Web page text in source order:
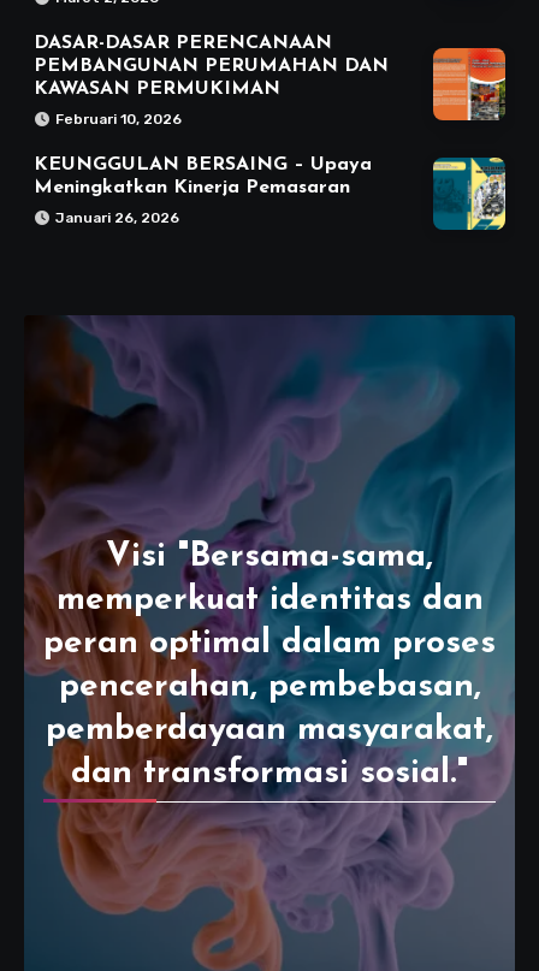
DASAR-DASAR PERENCANAAN
PEMBANGUNAN PERUMAHAN DAN
KAWASAN PERMUKIMAN
Februari 10, 2026
KEUNGGULAN BERSAING – Upaya
Meningkatkan Kinerja Pemasaran
Januari 26, 2026
Visi "Bersama-sama,
memperkuat identitas dan
peran optimal dalam proses
pencerahan, pembebasan,
pemberdayaan masyarakat,
dan transformasi sosial."